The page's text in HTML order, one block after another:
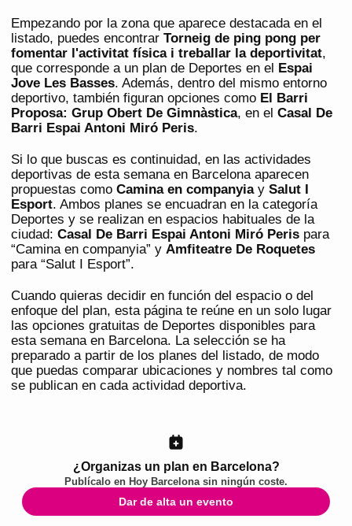
Empezando por la zona que aparece destacada en el
listado, puedes encontrar Torneig de ping pong per
fomentar l'activitat física i treballar la deportivitat,
que corresponde a un plan de Deportes en el Espai
Jove Les Basses. Además, dentro del mismo entorno
deportivo, también figuran opciones como El Barri
Proposa: Grup Obert De Gimnàstica, en el Casal De
Barri Espai Antoni Miró Peris.
Si lo que buscas es continuidad, en las actividades
deportivas de esta semana en Barcelona aparecen
propuestas como Camina en companyiay Salut I
Esport. Ambos planes se encuadran en la categoría
Deportes y se realizan en espacios habituales de la
ciudad: Casal De Barri Espai Antoni Miró Peris para
“Camina en companyia” y Amfiteatre De Roquetes
para “Salut I Esport”.
Cuando quieras decidir en función del espacio o del
enfoque del plan, esta página te reúne en un solo lugar
las opciones gratuitas de Deportes disponibles para
esta semana en Barcelona. La selección se ha
preparado a partir de los planes del listado, de modo
que puedas comparar ubicaciones y nombres tal como
se publican en cada actividad deportiva.
¿Organizas un plan en Barcelona?
Publícalo en Hoy Barcelonasin ningún coste.
Dar de alta un evento